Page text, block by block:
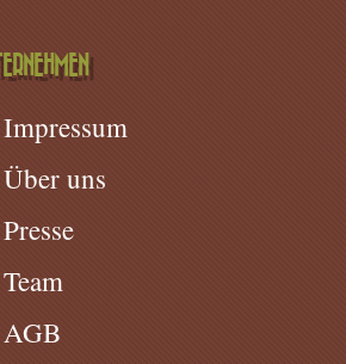
Impressum
Über uns
Presse
Team
AGB